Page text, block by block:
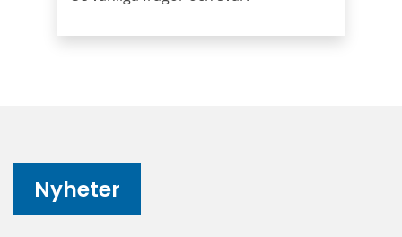
Nyheter